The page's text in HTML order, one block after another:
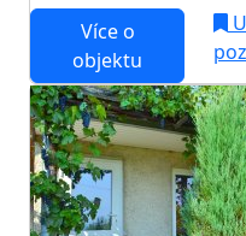
Více o
objektu